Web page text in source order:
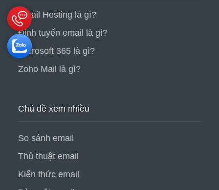
Email Hosting là gì?
Định tuyến email là gì?
Microsoft 365 là gì?
Zoho Mail là gì?
Chủ đề xem nhiều
So sánh email
Thủ thuật email
Kiến thức email